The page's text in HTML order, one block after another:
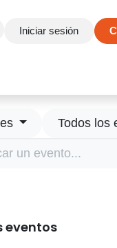
Iniciar sesión
Todos los
eventos